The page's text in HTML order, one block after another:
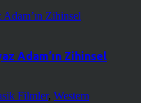
Adam’ın Zihinsel
Filmler, Western